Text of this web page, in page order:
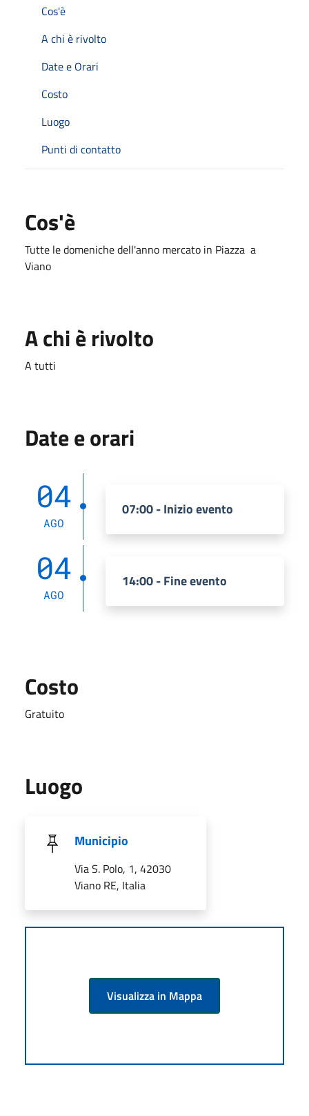
Cos'è
A chi è rivolto
Date e Orari
Costo
Luogo
Punti di contatto
Cos'è
Tutte le domeniche dell'anno mercato in Piazza a
Viano
A chi è rivolto
A tutti
Date e orari
04
AGO
07:00 - Inizio evento
04
AGO
14:00 - Fine evento
Costo
Gratuito
Luogo
Municipio
Via S. Polo, 1, 42030
Viano RE, Italia
Visualizza in Mappa